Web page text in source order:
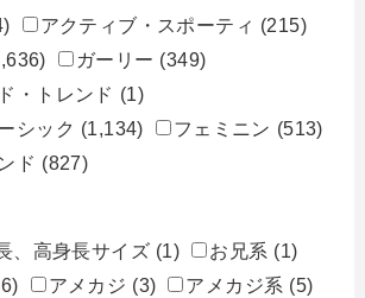
アクティブ・スポーティ (215)
ガーリー (349)
・トレンド (1)
シック (1,134) フェミニン (513)
ド (827)
、高身長サイズ (1) お兄系 (1)
アメカジ (3) アメカジ系 (5)